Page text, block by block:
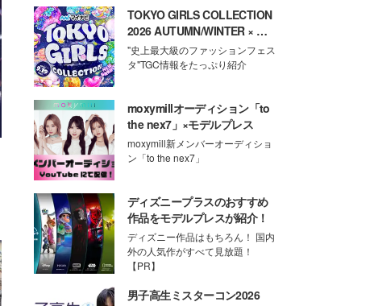
TOKYO GIRLS COLLECTION
2026 AUTUMN/WINTER × モ
デルプレス
"史上最大級のファッションフェス
タ"TGC情報をたっぷり紹介
moxymillオーディション「to
the nex7」×モデルプレス
moxymill新メンバーオーディショ
ン「to the nex7」
ディズニープラスのおすすめ
作品をモデルプレスが紹介！
ディズニー作品はもちろん！ 国内
外の人気作がすべて見放題！
【PR】
男子高生ミスターコン2026